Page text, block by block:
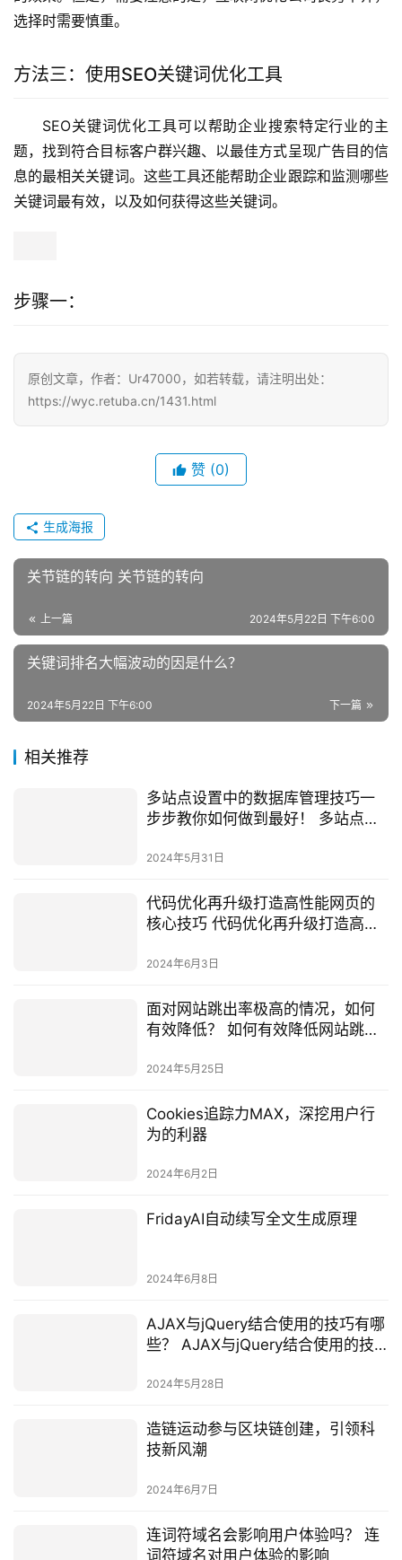
选择时需要慎重。
方法三：使用SEO关键词优化工具
SEO关键词优化工具可以帮助企业搜索特定行业的主
题，找到符合目标客户群兴趣、以最佳方式呈现广告目的信
息的最相关关键词。这些工具还能帮助企业跟踪和监测哪些
关键词最有效， 以及如何获得这些关键词。
步骤一：
原创文章，作者：Ur47000，如若转载，请注明出处：
https://wyc.retuba.cn/1431.html
赞 (0)
生成海报
关节链的转向 关节链的转向
上一篇 2024年5月22日 下午6:00
关键词排名大幅波动的因是什么？
下一篇
2024年5月22日 下午6:00
相关推荐
多站点设置中的数据库管理技巧一
步步教你如何做到最好！ 多站点设
2024年5月31日
代码优化再升级打造高性能网页的
核心技巧 代码优化再升级打造高性
2024年6月3日
面对网站跳出率极高的情况，如何
有效降低？ 如何有效降低网站跳出
2024年5月25日
Cookies追踪力MAX，深挖用户行
为的利器
2024年6月2日
FridayAI自动续写全文生成原理
2024年6月8日
AJAX与jQuery结合使用的技巧有哪
些？ AJAX与jQuery结合使用的技
2024年5月28日
造链运动参与区块链创建，引领科
技新风潮
2024年6月7日
连词符域名会影响用户体验吗？ 连
词符域名对用户体验的影响